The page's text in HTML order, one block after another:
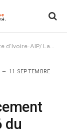
Lancement de la saison 2025-2026 du championnat national de football féminin Division 1
11 SEPTEMBRE
du